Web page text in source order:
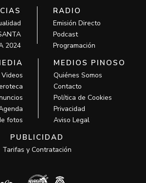
2024
RADIO
Emisión Directo
Podcast
Programación
Videos
fotos
MEDIOS PINOSO
Quiénes Somos
Contacto
Política de Cookies
Privacidad
Aviso Legal
PUBLICIDAD
Tarifas y Contratación